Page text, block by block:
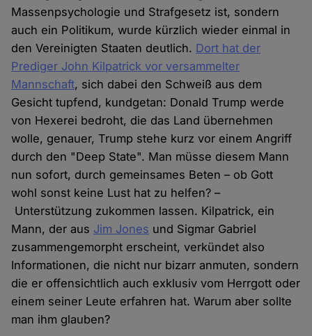
Massenpsychologie und Strafgesetz ist, sondern
auch ein Politikum, wurde kürzlich wieder einmal in
den Vereinigten Staaten deutlich. Dort hat der
Prediger John Kilpatrick vor versammelter
Mannschaft, sich dabei den Schweiß aus dem
Gesicht tupfend, kundgetan: Donald Trump werde
von Hexerei bedroht, die das Land übernehmen
wolle, genauer, Trump stehe kurz vor einem Angriff
durch den "Deep State". Man müsse diesem Mann
nun sofort, durch gemeinsames Beten – ob Gott
wohl sonst keine Lust hat zu helfen? –
Unterstützung zukommen lassen. Kilpatrick, ein
Mann, der aus Jim Jones und Sigmar Gabriel
zusammengemorpht erscheint, verkündet also
Informationen, die nicht nur bizarr anmuten, sondern
die er offensichtlich auch exklusiv vom Herrgott oder
einem seiner Leute erfahren hat. Warum aber sollte
man ihm glauben?